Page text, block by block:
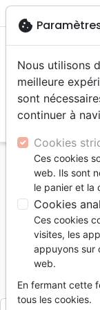
menu
Accueil Divers
Porte-clé
bonheur"
Porte-clé
ma vie de
Référence
EditeurCedis
cookie
Nous utilisons
meilleure
sont
continuer à
Cookies
Ces cookies
web. Ils sont
le panier et la
Cookies
Ces cookies
visites, les
appuyons sur
web.
En fermant cette
tous les cookies.